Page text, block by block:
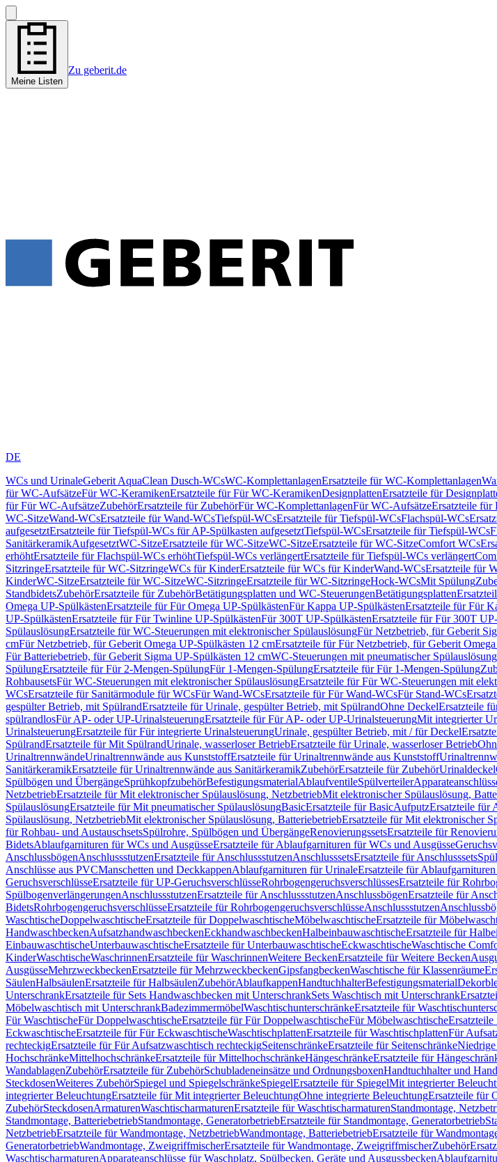
Meine Listen
Zu geberit.de
DE
WCs und UrinaleGeberit AquaClean Dusch-WCsWC-KomplettanlagenErsatzteile für WC-Komplettanlagen
für WC-AufsätzeFür WC-KeramikenErsatzteile für Für WC-KeramikenDesignplattenErsatzteile für
für Für WC-AufsätzeZubehörErsatzteile für ZubehörFür WC-KomplettanlagenFür WC-AufsätzeErsatzteile für
WC-SitzeWand-WCsErsatzteile für Wand-WCsTiefspül-WCsErsatzteile für Tiefspül-WCsFlachspül-WCs
aufgesetztErsatzteile für Tiefspül-WCs für AP-Spülkasten aufgesetztTiefspül-WCsErsatzteile für Tiefspül-WCs
SanitärkeramikAufgesetztWC-SitzeErsatzteile für WC-SitzeWC-SitzeErsatzteile für WC-SitzeComfort WCs
erhöhtErsatzteile für Flachspül-WCs erhöhtTiefspül-WCs verlängertErsatzteile für Tiefspül-WCs verlängert
SitzringeErsatzteile für WC-SitzringeWCs für KinderErsatzteile für WCs für KinderWand-WCsErsatzteile für
KinderWC-SitzeErsatzteile für WC-SitzeWC-SitzringeErsatzteile für WC-SitzringeHock-WCsMit Spülung
StandbidetsZubehörErsatzteile für ZubehörBetätigungsplatten und WC-SteuerungenBetätigungsplatten
Omega UP-SpülkästenErsatzteile für Für Omega UP-SpülkästenFür Kappa UP-SpülkästenErsatzteile für Für
UP-SpülkästenErsatzteile für Für Twinline UP-SpülkästenFür 300T UP-SpülkästenErsatzteile für Für 300T
SpülauslösungErsatzteile für WC-Steuerungen mit elektronischer SpülauslösungFür Netzbetrieb, für Geberit
cmFür Netzbetrieb, für Geberit Omega UP-Spülkästen 12 cmErsatzteile für Für Netzbetrieb, für Geberit
Für Batteriebetrieb, für Geberit Sigma UP-Spülkästen 12 cmWC-Steuerungen mit pneumatischer Spülauslösung
SpülungErsatzteile für Für 2-Mengen-SpülungFür 1-Mengen-SpülungErsatzteile für Für 1-Mengen-Spülung
RohbausetsFür WC-Steuerungen mit elektronischer SpülauslösungErsatzteile für Für WC-Steuerungen mit
WCsErsatzteile für Sanitärmodule für WCsFür Wand-WCsErsatzteile für Für Wand-WCsFür Stand-WCs
gespülter Betrieb, mit SpülrandErsatzteile für Urinale, gespülter Betrieb, mit SpülrandOhne DeckelErsatzteile
spülrandlosFür AP- oder UP-UrinalsteuerungErsatzteile für Für AP- oder UP-UrinalsteuerungMit integrierter
UrinalsteuerungErsatzteile für Für integrierte UrinalsteuerungUrinale, gespülter Betrieb, mit / für Deckel
SpülrandErsatzteile für Mit SpülrandUrinale, wasserloser BetriebErsatzteile für Urinale, wasserloser Betrieb
UrinaltrennwändeUrinaltrennwände aus KunststoffErsatzteile für Urinaltrennwände aus Kunststoff
SanitärkeramikErsatzteile für Urinaltrennwände aus SanitärkeramikZubehörErsatzteile für ZubehörUrinaldeckel
Spülbögen und ÜbergängeSprühkopfzubehörBefestigungsmaterialAblaufventileSpülverteiler
NetzbetriebErsatzteile für Mit elektronischer Spülauslösung, NetzbetriebMit elektronischer Spülauslösung,
SpülauslösungErsatzteile für Mit pneumatischer SpülauslösungBasicErsatzteile für BasicAufputzErsatzteile für
Spülauslösung, NetzbetriebMit elektronischer Spülauslösung, BatteriebetriebErsatzteile für Mit elektronischer
für Rohbau- und AustauschsetsSpülrohre, Spülbögen und ÜbergängeRenovierungssetsErsatzteile für
BidetsAblaufgarnituren für WCs und AusgüsseErsatzteile für Ablaufgarnituren für WCs und Ausgüsse
AnschlussbögenAnschlussstutzenErsatzteile für AnschlussstutzenAnschlusssetsErsatzteile für Anschlusssets
Anschlüsse aus PVCManschetten und DeckkappenAblaufgarnituren für UrinaleErsatzteile für
GeruchsverschlüsseErsatzteile für UP-GeruchsverschlüsseRohrbogengeruchsverschlüssesErsatzteile für
SpülbogenverlängerungenAnschlussstutzenErsatzteile für AnschlussstutzenAnschlussbögenErsatzteile für
BidetsRohrbogengeruchsverschlüsseErsatzteile für RohrbogengeruchsverschlüsseAnschlussstutzen
WaschtischeDoppelwaschtischeErsatzteile für DoppelwaschtischeMöbelwaschtischeErsatzteile für
HandwaschbeckenAufsatzhandwaschbeckenEckhandwaschbeckenHalbeinbauwaschtischeErsatzteile für
EinbauwaschtischeUnterbauwaschtischeErsatzteile für UnterbauwaschtischeEckwaschtischeWaschtische
KinderWaschtischeWaschrinnenErsatzteile für WaschrinnenWeitere BeckenErsatzteile für Weitere Becken
AusgüsseMehrzweckbeckenErsatzteile für MehrzweckbeckenGipsfangbeckenWaschtische für Klassenräume
SäulenHalbsäulenErsatzteile für HalbsäulenZubehörAblaufkappenHandtuchhalterBefestigungsmaterial
UnterschrankErsatzteile für Sets Handwaschbecken mit UnterschrankSets Waschtisch mit Unterschrank
Möbelwaschtisch mit UnterschrankBadezimmermöbelWaschtischunterschränkeErsatzteile für
Für WaschtischeFür DoppelwaschtischeErsatzteile für Für DoppelwaschtischeFür Möbelwaschtische
EckwaschtischeErsatzteile für Für EckwaschtischeWaschtischplattenErsatzteile für WaschtischplattenFür
rechteckigErsatzteile für Für Aufsatzwaschtisch rechteckigSeitenschränkeErsatzteile für SeitenschränkeNiedrige
HochschränkeMittelhochschränkeErsatzteile für MittelhochschränkeHängeschränkeErsatzteile für
WandablagenZubehörErsatzteile für ZubehörSchubladeneinsätze und OrdnungsboxenHandtuchhalter und
SteckdosenWeiteres ZubehörSpiegel und SpiegelschränkeSpiegelErsatzteile für SpiegelMit integrierter
integrierter BeleuchtungErsatzteile für Mit integrierter BeleuchtungOhne integrierte BeleuchtungErsatzteile für
ZubehörSteckdosenArmaturenWaschtischarmaturenErsatzteile für WaschtischarmaturenStandmontage,
Standmontage, BatteriebetriebStandmontage, GeneratorbetriebErsatzteile für Standmontage, Generatorbetrieb
NetzbetriebErsatzteile für Wandmontage, NetzbetriebWandmontage, BatteriebetriebErsatzteile für
GeneratorbetriebWandmontage, ZweigriffmischerErsatzteile für Wandmontage, ZweigriffmischerZubehör
WaschtischarmaturenApparateanschlüsse für Waschplatz, Spülbecken, Geräte und Ausgussbecken